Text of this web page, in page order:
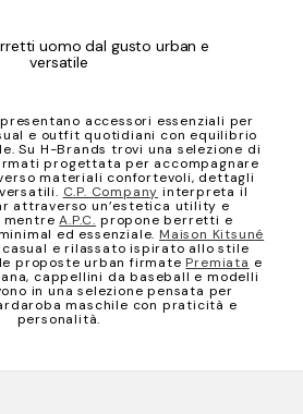
uomo dal gusto urban e
versatile
accessori essenziali per
e outfit quotidiani con equilibrio
Su H-Brands trovi una selezione di
progettata per accompagnare
materiali confortevoli, dettagli
C.P. Company interpreta il
attraverso un’estetica utility e
mentreA.P.C. propone berretti e
ed essenziale. Maison Kitsuné
casual e rilassato ispirato allo stile
proposte urban firmate Premiata e
cappellini da baseball e modelli
in una selezione pensata per
maschile con praticità e
personalità.